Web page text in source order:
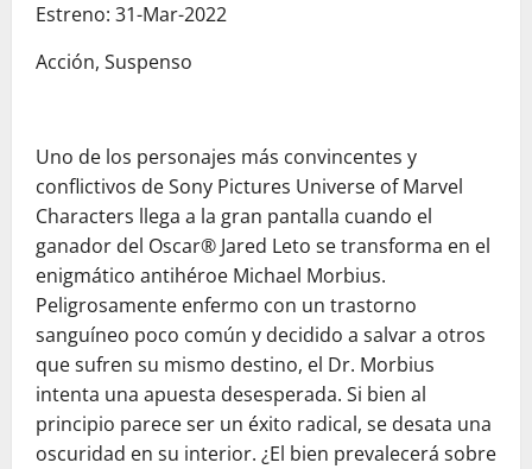
Estreno: 31-Mar-2022
Acción, Suspenso
Uno de los personajes más convincentes y
conflictivos de Sony Pictures Universe of Marvel
Characters llega a la gran pantalla cuando el
ganador del Oscar® Jared Leto se transforma en el
enigmático antihéroe Michael Morbius.
Peligrosamente enfermo con un trastorno
sanguíneo poco común y decidido a salvar a otros
que sufren su mismo destino, el Dr. Morbius
intenta una apuesta desesperada. Si bien al
principio parece ser un éxito radical, se desata una
oscuridad en su interior. ¿El bien prevalecerá sobre